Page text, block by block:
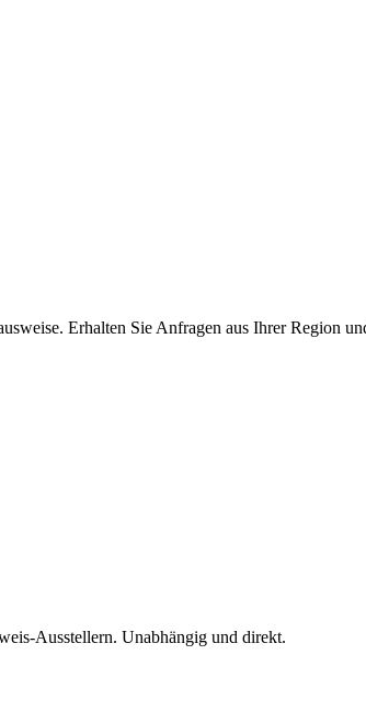
Erhalten Sie Anfragen aus Ihrer Region
Ausstellern. Unabhängig und direkt.